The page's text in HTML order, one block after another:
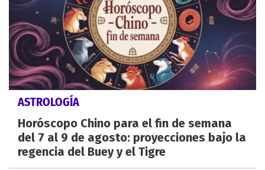
ASTROLOGÍA
Horóscopo Chino para el fin de semana
del 7 al 9 de agosto: proyecciones bajo la
regencia del Buey y el Tigre